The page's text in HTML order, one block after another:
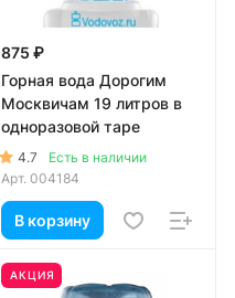
875 ₽
Горная вода Дорогим
Москвичам 19 литров в
одноразовой таре
4.7
Есть в наличии
Арт. 004184
В корзину
АКЦИЯ